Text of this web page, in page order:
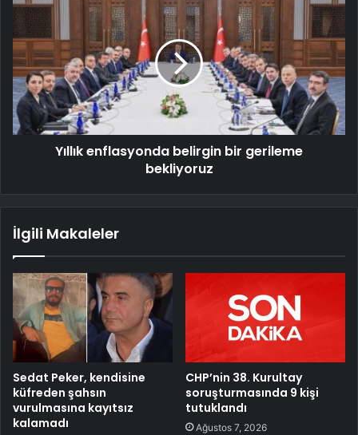
Yıllık enflasyonda belirgin bir gerileme
bekliyoruz
İlgili Makaleler
Sedat Peker, kendisine
küfreden şahsın
vurulmasına kayıtsız
kalamadı
CHP’nin 38. Kurultay
soruşturmasında 9 kişi
tutuklandı
Ağustos 7, 2026